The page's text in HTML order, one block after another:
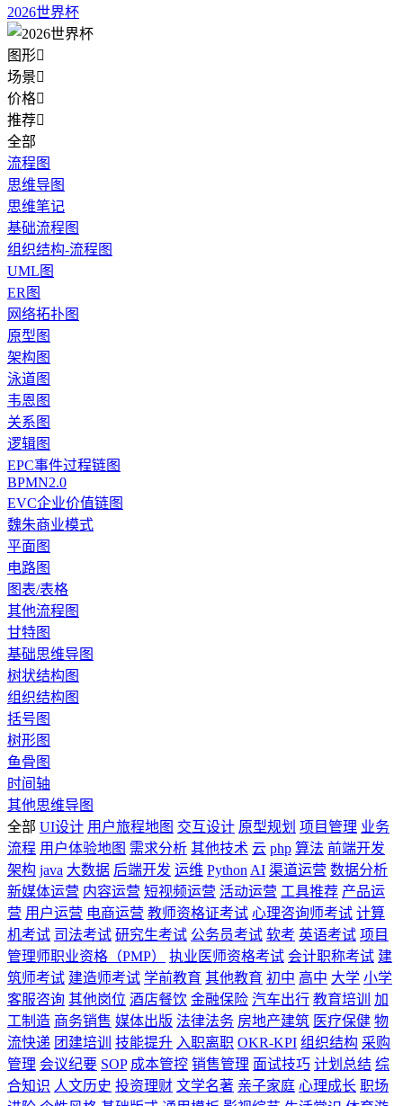
2026世界杯
图形
场景
价格
推荐
全部
流程图
思维导图
思维笔记
基础流程图
组织结构-流程图
UML图
ER图
网络拓扑图
原型图
架构图
泳道图
韦恩图
关系图
逻辑图
EPC事件过程链图
BPMN2.0
EVC企业价值链图
魏朱商业模式
平面图
电路图
图表/表格
其他流程图
甘特图
基础思维导图
树状结构图
组织结构图
括号图
树形图
鱼骨图
时间轴
其他思维导图
全部 UI设计 用户旅程地图 交互设计 原型规划 项目管理 业务
流程 用户体验地图 需求分析 其他技术 云 php 算法 前端开发
架构 java 大数据 后端开发 运维 Python AI 渠道运营 数据分析
新媒体运营 内容运营 短视频运营 活动运营 工具推荐 产品运
营 用户运营 电商运营 教师资格证考试 心理咨询师考试 计算
机考试 司法考试 研究生考试 公务员考试 软考 英语考试 项目
管理师职业资格（PMP）
执业医师资格考试 会计职称考试 建
筑师考试 建造师考试 学前教育 其他教育 初中 高中 大学 小学
客服咨询 其他岗位 酒店餐饮 金融保险 汽车出行 教育培训
加
工制造 商务销售 媒体出版 法律法务 房地产建筑 医疗保健 物
流快递 团建培训 技能提升 入职离职 OKR-KPI 组织结构 采购
管理 会议纪要 SOP 成本管控 销售管理 面试技巧 计划总结 综
合知识 人文历史 投资理财 文学名著 亲子家庭 心理成长 职场